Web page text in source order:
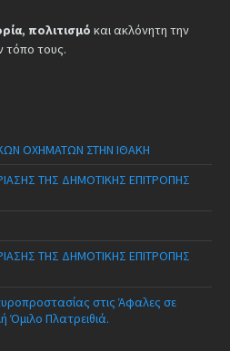
, πολιτισμό και ακλόνητη την
τόπο τους.
ΟΧΗΜΑΤΩΝ ΣΤΗΝ ΙΘΑΚΗ
ΤΗΣ ΔΗΜΟΤΙΚΗΣ ΕΠΙΤΡΟΠΗΣ
ΤΗΣ ΔΗΜΟΤΙΚΗΣ ΕΠΙΤΡΟΠΗΣ
στις Άφαλες σε
Όμιλο Πλατρειθιά.